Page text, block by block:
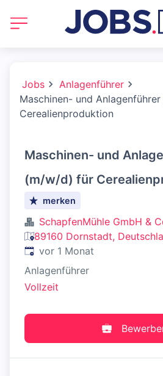
Jobs
Anlagenführer
Maschinen- und
Cerealienproduktion
Maschinen- und
(m/w/d) für
merken
SchapfenMühle GmbH &
89160 Dornstadt,
Veröffentlicht:
vor 1 Monat
Anlagenführer
Vollzeit